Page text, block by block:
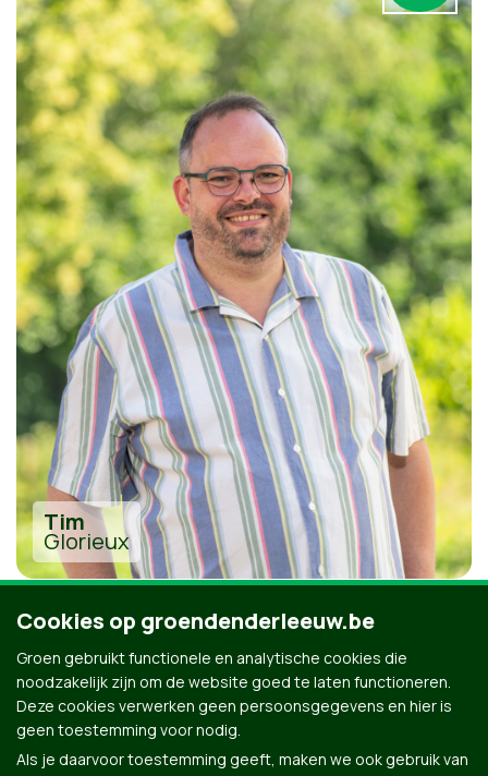
Tim
Glorieux
Alle kandidaten uit Denderleeuw
Cookies op groendenderleeuw.be
Groen gebruikt functionele en analytische cookies die
noodzakelijk zijn om de website goed te laten functioneren.
Deze cookies verwerken geen persoonsgegevens en hier is
geen toestemming voor nodig.
Als je daarvoor toestemming geeft, maken we ook gebruik van